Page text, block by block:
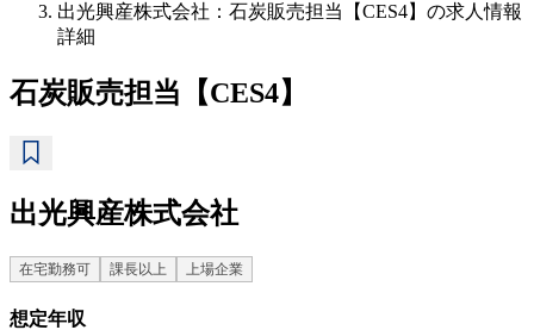
出光興産株式会社：石炭販売担当【CES4】の求人情報
詳細
石炭販売担当【CES4】
出光興産株式会社
在宅勤務可 課長以上 上場企業
想定年収